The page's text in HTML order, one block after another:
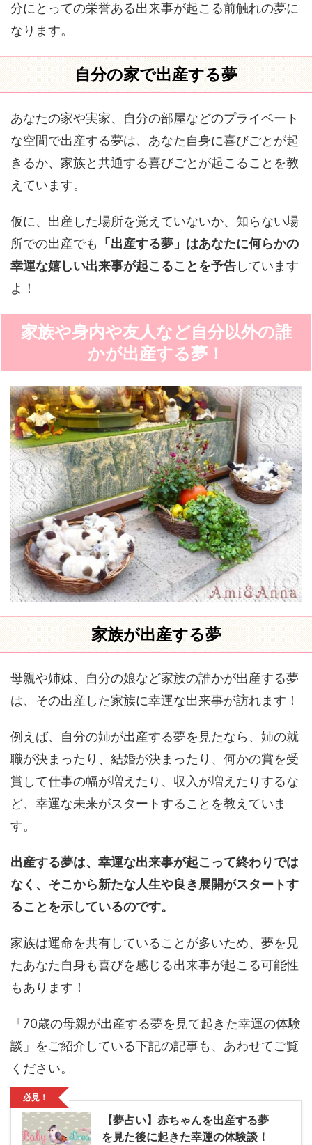
分にとっての栄誉ある出来事が起こる前触れの夢に
なります。
自分の家で出産する夢
あなたの家や実家、自分の部屋などのプライベート
な空間で出産する夢は、あなた自身に喜びごとが起
きるか、家族と共通する喜びごとが起こることを教
えています。
仮に、出産した場所を覚えていないか、知らない場
所での出産でも
「出産する夢」はあなたに何らかの
幸運な嬉しい出来事が起こることを予告しています
よ！
家族や身内や友人など自分以外の誰
かが出産する夢！
家族が出産する夢
母親や姉妹、自分の娘など家族の誰かが出産する夢
は、その出産した家族に幸運な出来事が訪れます！
例えば、自分の姉が出産する夢を見たなら、姉の就
職が決まったり、結婚が決まったり、何かの賞を受
賞して仕事の幅が増えたり、収入が増えたりするな
ど、幸運な未来がスタートすることを教えていま
す。
出産する夢は、幸運な出来事が起こって終わりでは
なく、そこから新たな人生や良き展開がスタートす
ることを示しているのです。
家族は運命を共有していることが多いため、夢を見
たあなた自身も喜びを感じる出来事が起こる可能性
もあります！
「70歳の母親が出産する夢を見て起きた幸運の体験
談」をご紹介している下記の記事も、あわせてご覧
ください。
必見！
【夢占い】赤ちゃんを出産する夢
を見た後に起きた幸運の体験談！